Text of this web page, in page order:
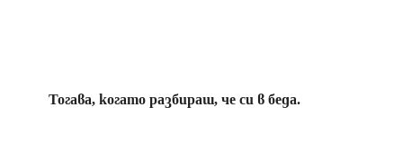
Тогава, когато разбираш, че си в беда.